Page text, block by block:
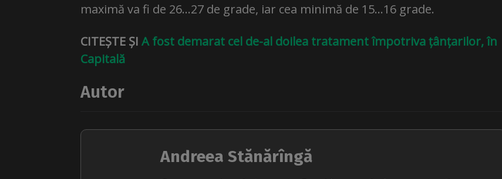
maximă va fi de 26…27 de grade, iar cea minimă de 15…16 grade.
CITEȘTE ȘI A fost demarat cel de-al doilea tratament împotriva țânțarilor, în
Capitală
Autor
Andreea Stănărîngă